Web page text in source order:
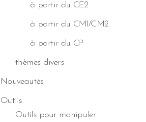
à partir du CE2
à partir du CM1/CM2
à partir du CP
thèmes divers
Nouveautés
Outils
Outils pour manipuler